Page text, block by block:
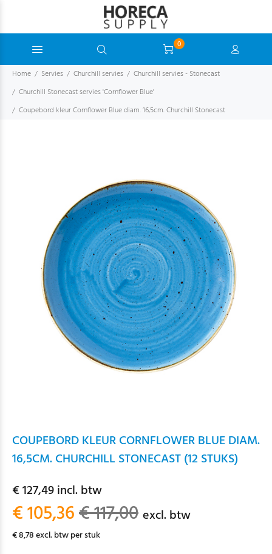
0
Home Servies Churchill servies
Churchill servies - Stonecast
Churchill Stonecast servies 'Cornflower Blue'
Coupebord kleur Cornflower Blue diam. 16,5cm. Churchill Stonecast
COUPEBORD KLEUR CORNFLOWER BLUE DIAM.
16,5CM. CHURCHILL STONECAST (12 STUKS)
€ 127,49 incl. btw
€ 105,36€ 117,00 excl. btw
€ 8,78 excl. btw per stuk